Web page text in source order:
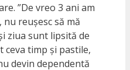
”De vreo 3 ani am
reușesc să mă
ziua sunt lipsită de
ceva timp și pastile,
devin dependentă